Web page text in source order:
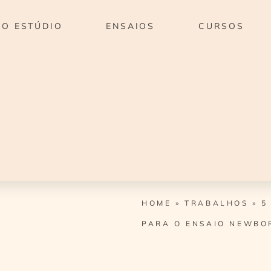
O ESTÚDIO ENSAIOS CURSOS
HOME »TRABALHOS » 5
PARA O ENSAIO